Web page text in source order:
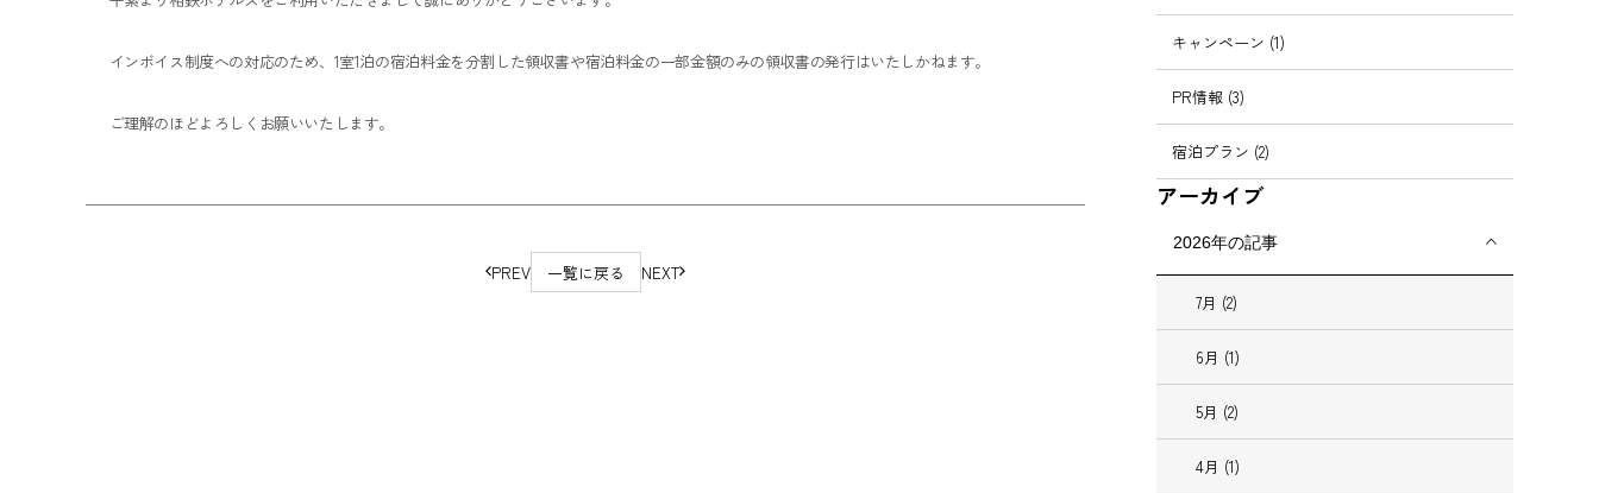
インボイス制度への対応のため、1室1泊の宿泊料金を分割した領収書や宿泊料金の一部金額のみの領収書の発行はいたしかねます。
ご理解のほどよろしくお願いいたします。
PREV 一覧に戻る NEXT
キャンペーン (1)
PR情報 (3)
宿泊プラン (2)
アーカイブ
2026年の記事
7月 (2)
6月 (1)
5月 (2)
4月 (1)